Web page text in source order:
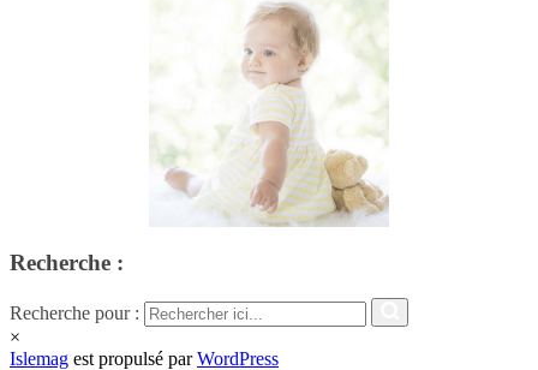
Recherche :
Recherche pour :
×
Islemag est propulsé parWordPress